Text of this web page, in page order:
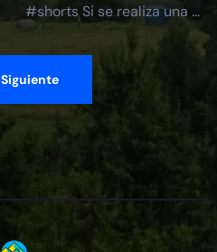
#shorts Si se realiza una ...
Siguiente